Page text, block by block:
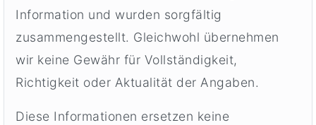
Information und wurden sorgfältig
zusammengestellt. Gleichwohl übernehmen
wir keine Gewähr für Vollständigkeit,
Richtigkeit oder Aktualität der Angaben.
Diese Informationen ersetzen keine